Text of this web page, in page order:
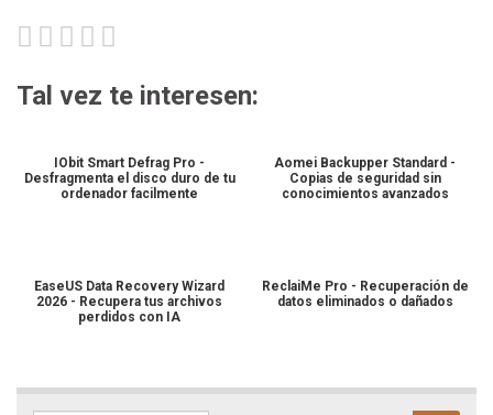
Tal vez te interesen:
IObit Smart Defrag Pro -
Desfragmenta el disco duro de tu
ordenador facilmente
Aomei Backupper Standard -
Copias de seguridad sin
conocimientos avanzados
EaseUS Data Recovery Wizard
2026 - Recupera tus archivos
perdidos con IA
ReclaiMe Pro - Recuperación de
datos eliminados o dañados